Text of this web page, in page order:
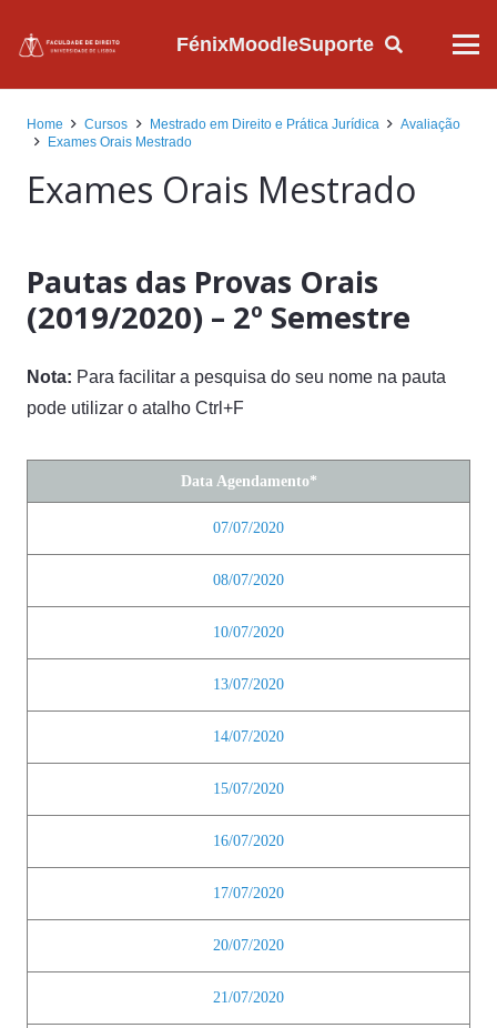
FénixMoodleSuporte
Home Cursos Mestrado em Direito e Prática Jurídica
Avaliação
Exames Orais Mestrado
Exames Orais Mestrado
Pautas das Provas Orais
(2019/2020) – 2º Semestre
Nota: Para facilitar a pesquisa do seu nome na pauta
pode utilizar o atalho Ctrl+F
Data Agendamento*
07/07/2020
08/07/2020
10/07/2020
13/07/2020
14/07/2020
15/07/2020
16/07/2020
17/07/2020
20/07/2020
21/07/2020